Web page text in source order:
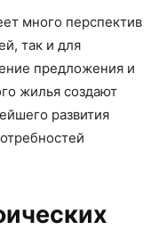
много перспектив
так и для
предложения и
жилья создают
развития